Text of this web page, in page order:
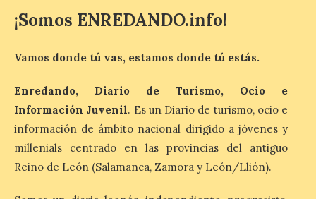
solar total del 12 de
que movilizará a varios millones de
personas para disfrutar de este
acontecimiento histórico. Algunas
comunidades autónomas ya han […]
¡Somos ENREDANDO.info!
Vamos donde tú vas, estamos donde tú estás.
Enredando, Diario de Turismo, Ocio e
Información Juvenil. Es un Diario de turismo, ocio e
información de ámbito nacional dirigido a jóvenes y
millenials centrado en las provincias del antiguo
Reino de León (Salamanca, Zamora y León/Llión).